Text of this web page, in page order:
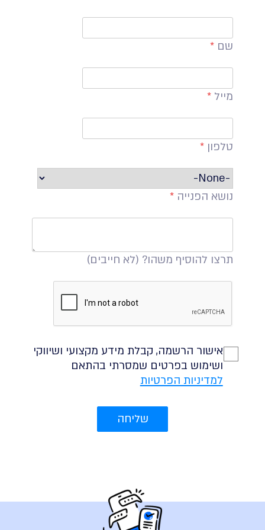
שם *
מייל *
טלפון *
נושא הפנייה *
תרצו להוסיף משהו? (לא חייבים)
אישור הרשמה, קבלת מידע מקצועי ושיווקי
ושימוש בפרטים שמסרתי בהתאם
למדיניות הפרטיות